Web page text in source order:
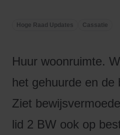
Hoge Raad Updates Cassatie
Huur woonruimte.
het gehuurde en de
Ziet
lid 2 BW ook op